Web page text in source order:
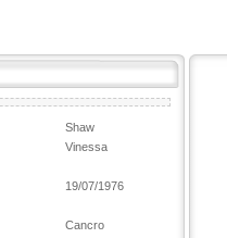
Shaw
Vinessa
19/07/1976
Cancro